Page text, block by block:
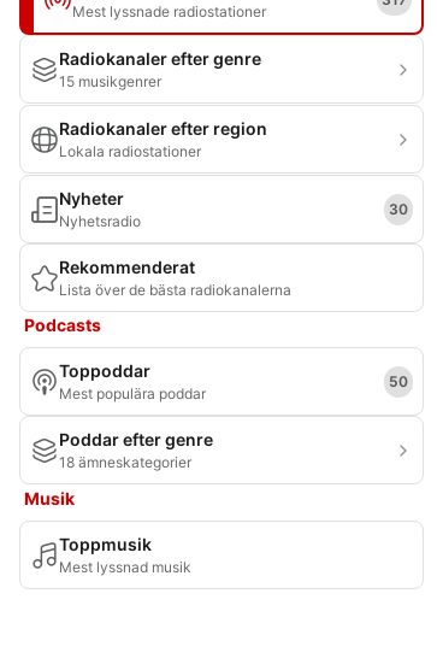
Mest lyssnade radiostationer
Radiokanaler efter genre
15 musikgenrer
Radiokanaler efter region
Lokala radiostationer
Nyheter
Nyhetsradio
30
Rekommenderat
Lista över de bästa radiokanalerna
Podcasts
Toppoddar
Mest populära poddar
50
Poddar efter genre
18 ämneskategorier
Musik
Toppmusik
Mest lyssnad musik